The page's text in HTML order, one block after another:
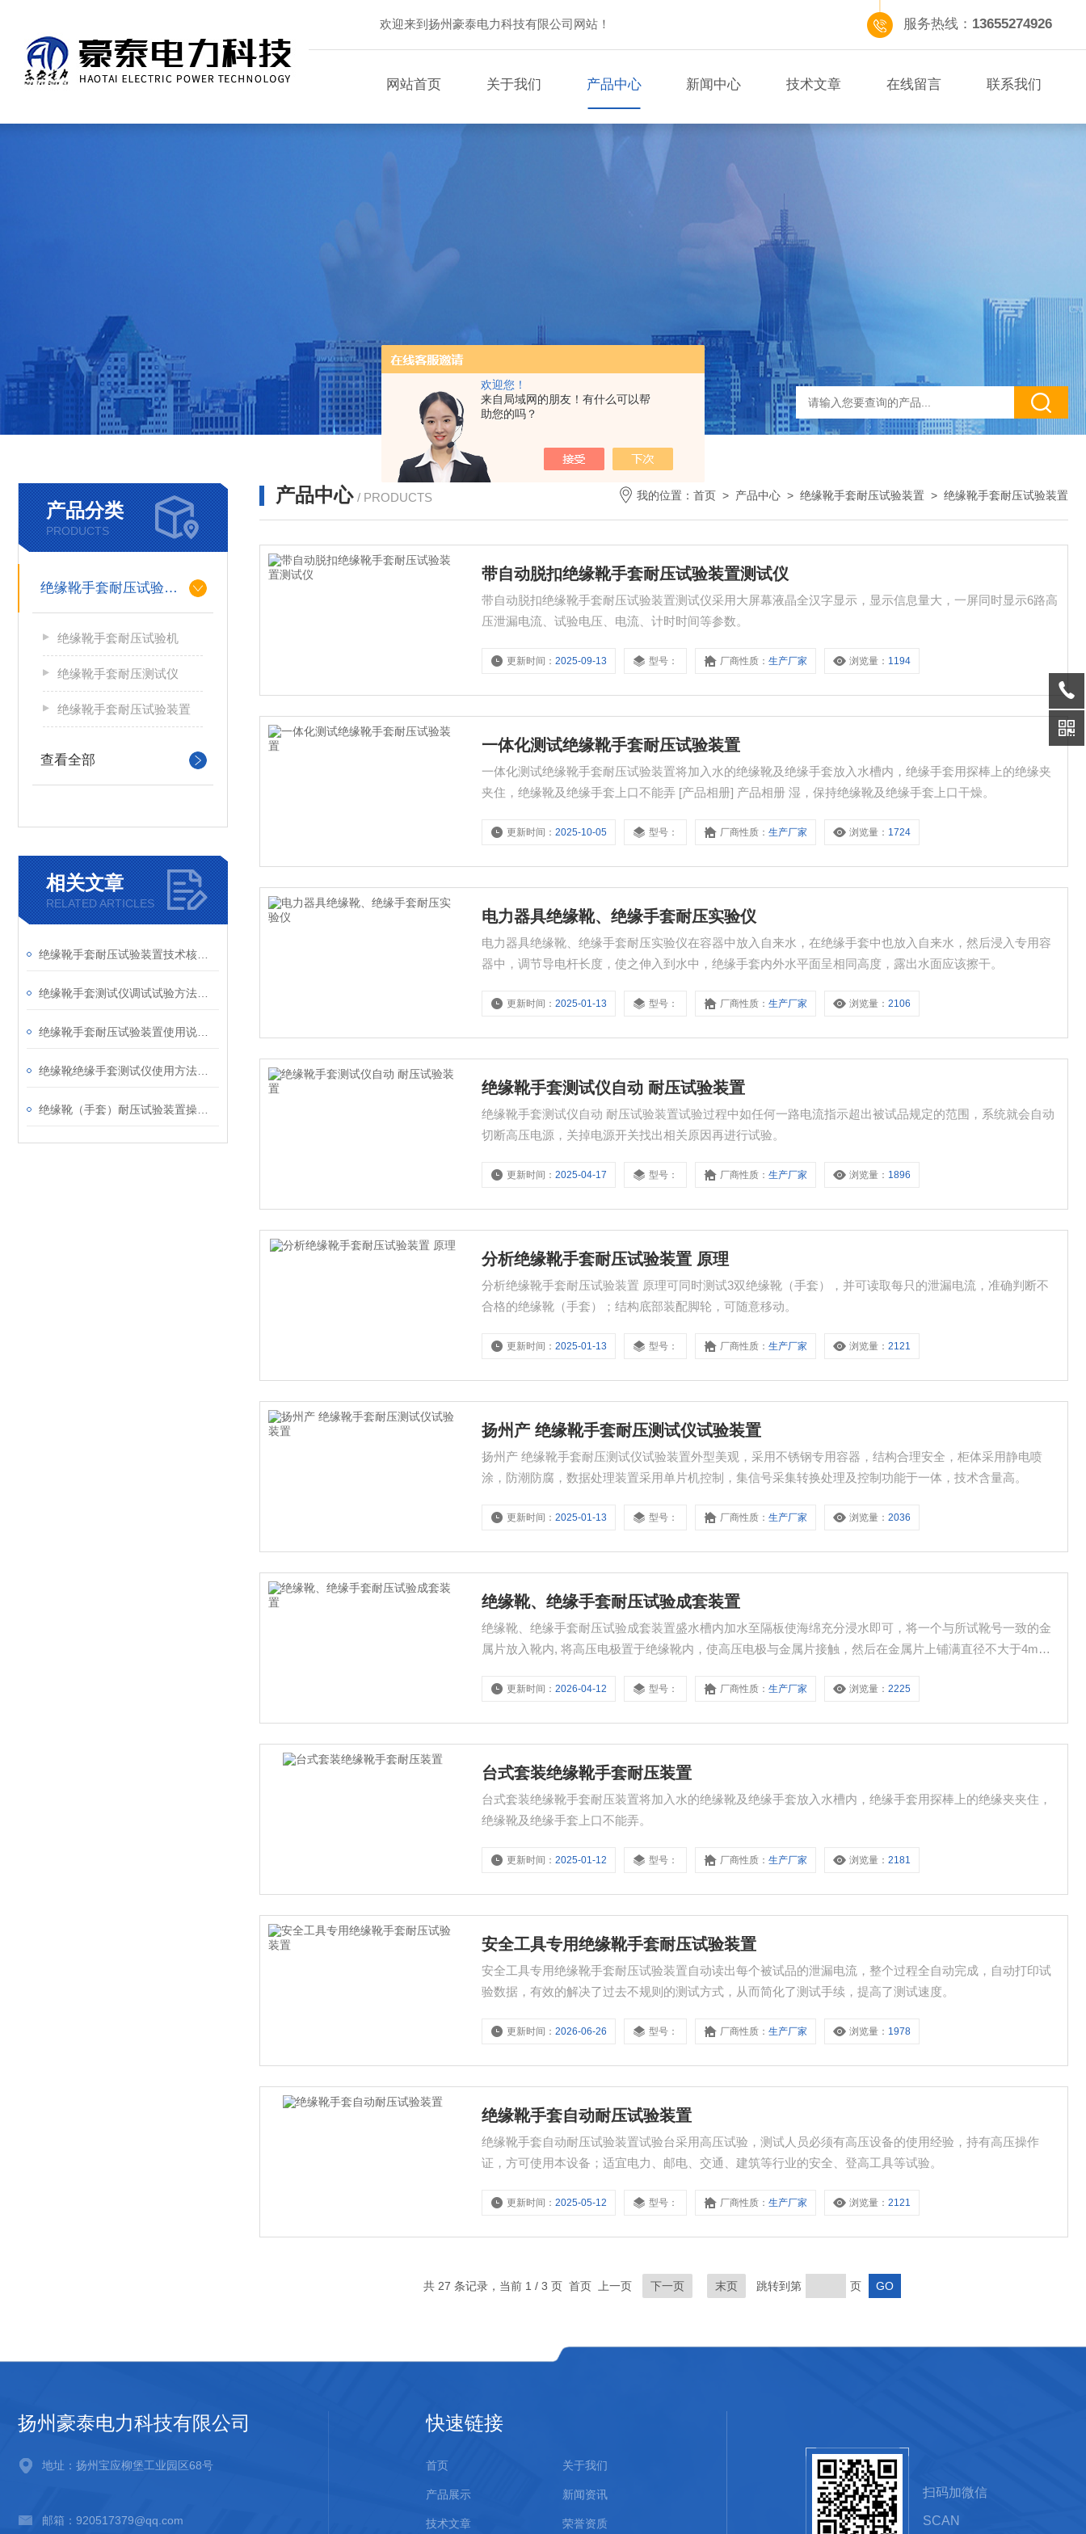
欢迎您！
来自局域网的朋友！有什么可以帮
助您的吗？
欢迎来到扬州豪泰电力科技有限公司网站！ 服务热线： 13655274926
网站首页 关于我们 产品中心 新闻中心 技术文章 在线留言 联系我们
产品分类
PRODUCTS
绝缘靴手套耐压试验装置
绝缘靴手套耐压试验机
绝缘靴手套耐压测试仪
绝缘靴手套耐压试验装置
查看全部
相关文章
RELATED ARTICLES
产品中心 / PRODUCTS 我的位置： 首页 > 产品中心 > 绝缘靴手套耐压试验装置 > 绝缘靴手套耐压试验装置
带自动脱扣绝缘靴手套耐压试验装置测试仪
带自动脱扣绝缘靴手套耐压试验装置测试仪采用大屏幕液晶全汉字显示，显示信息量大，一屏同时显示6路高
压泄漏电流、试验电压、电流、计时时间等参数。
更新时间：2025-09-13 型号： 厂商性质：生产厂家 浏览量： 1194
一体化测试绝缘靴手套耐压试验装置
一体化测试绝缘靴手套耐压试验装置将加入水的绝缘靴及绝缘手套放入水槽内，绝缘手套用探棒上的绝缘夹
夹住，绝缘靴及绝缘手套上口不能弄 [产品相册] 产品相册 湿，保持绝缘靴及绝缘手套上口干燥。
更新时间：2025-10-05 型号： 厂商性质：生产厂家 浏览量： 1724
电力器具绝缘靴、绝缘手套耐压实验仪
电力器具绝缘靴、绝缘手套耐压实验仪在容器中放入自来水，在绝缘手套中也放入自来水，然后浸入专用容
器中，调节导电杆长度，使之伸入到水中，绝缘手套内外水平面呈相同高度，露出水面应该擦干。
更新时间：2025-01-13 型号： 厂商性质：生产厂家 浏览量：2106
绝缘靴手套测试仪自动 耐压试验装置
绝缘靴手套测试仪自动 耐压试验装置试验过程中如任何一路电流指示超出被试品规定的范围，系统就会自动
切断高压电源，关掉电源开关找出相关原因再进行试验。
更新时间：2025-04-17 型号： 厂商性质：生产厂家 浏览量： 1896
分析绝缘靴手套耐压试验装置 原理
分析绝缘靴手套耐压试验装置 原理可同时测试3双绝缘靴（手套），并可读取每只的泄漏电流，准确判断不
合格的绝缘靴（手套）；结构底部装配脚轮，可随意移动。
更新时间：2025-01-13 型号： 厂商性质：生产厂家 浏览量：2121
扬州产 绝缘靴手套耐压测试仪试验装置
扬州产 绝缘靴手套耐压测试仪试验装置外型美观，采用不锈钢专用容器，结构合理安全，柜体采用静电喷
涂，防潮防腐，数据处理装置采用单片机控制，集信号采集转换处理及控制功能于一体，技术含量高。
更新时间：2025-01-13 型号： 厂商性质：生产厂家 浏览量：2036
绝缘靴、绝缘手套耐压试验成套装置
绝缘靴、绝缘手套耐压试验成套装置盛水槽内加水至隔板使海绵充分浸水即可，将一个与所试靴号一致的金
属片放入靴内, 将高压电极置于绝缘靴内，使高压电极与金属片接触，然后在金属片上铺满直径不大于4mm
更新时间：2026-04-12 型号： 厂商性质：生产厂家 浏览量：2225
台式套装绝缘靴手套耐压装置
台式套装绝缘靴手套耐压装置将加入水的绝缘靴及绝缘手套放入水槽内，绝缘手套用探棒上的绝缘夹夹住，
绝缘靴及绝缘手套上口不能弄。
更新时间：2025-01-12 型号： 厂商性质：生产厂家 浏览量：2181
安全工具专用绝缘靴手套耐压试验装置
安全工具专用绝缘靴手套耐压试验装置自动读出每个被试品的泄漏电流，整个过程全自动完成，自动打印试
验数据，有效的解决了过去不规则的测试方式，从而简化了测试手续，提高了测试速度。
更新时间：2026-06-26 型号： 厂商性质：生产厂家 浏览量： 1978
绝缘靴手套自动耐压试验装置
绝缘靴手套自动耐压试验装置试验台采用高压试验，测试人员必须有高压设备的使用经验，持有高压操作
证，方可使用本设备；适宜电力、邮电、交通、建筑等行业的安全、登高工具等试验。
更新时间：2025-05-12 型号： 厂商性质：生产厂家 浏览量：2121
共 27 条记录，当前 1 / 3 页 首页 上一页 下一页 末页 跳转到第 页
扬州豪泰电力科技有限公司
地址：扬州宝应柳堡工业园区68号
邮箱：920517379@qq.com
快速链接
首页 关于我们
产品展示 新闻资讯
技术文章 荣誉资质
扫码加微信
SCAN